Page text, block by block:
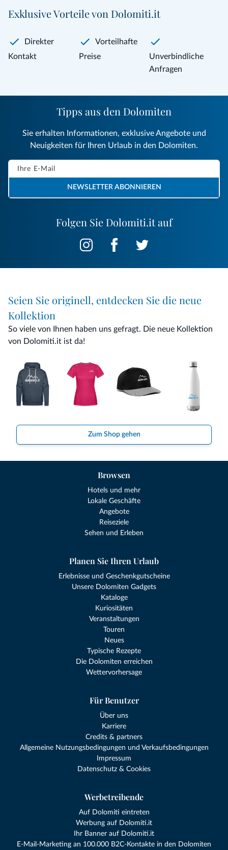
Exklusive Vorteile von Dolomiti.it
Direkter
Kontakt
Vorteilhafte
Preise
Unverbindliche
Anfragen
Folgen Sie Dolomiti.it auf
Tipps aus den Dolomiten
Sie erhalten Informationen, exklusive Angebote und
Neuigkeiten für Ihren Urlaub in den Dolomiten.
NEWSLETTER ABONNIEREN
Seien Sie originell, entdecken Sie die neue
Kollektion
So viele von Ihnen haben uns gefragt. Die neue Kollektion
von Dolomiti.it ist da!
Zum Shop gehen
Browsen
Hotels und mehr
Lokale Geschäfte
Angebote
Reiseziele
Sehen und Erleben
Planen Sie Ihren Urlaub
Erlebnisse und Geschenkgutscheine
Unsere Dolomiten Gadgets
Kataloge
Kuriositäten
Veranstaltungen
Touren
Neues
Typische Rezepte
Die Dolomiten erreichen
Wettervorhersage
Für Benutzer
Über uns
Karriere
Credits & partners
Allgemeine Nutzungsbedingungen und Verkaufsbedingungen
Impressum
Datenschutz & Cookies
Werbetreibende
Auf Dolomiti eintreten
Werbung auf Dolomiti.it
Ihr Banner auf Dolomiti.it
E-Mail-Marketing an 100.000 B2C-Kontakte in den Dolomiten